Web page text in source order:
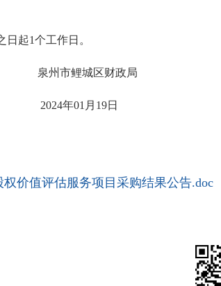
起1个工作日。
区财政局
月19日
价值评估服务项目采购结果公告.doc